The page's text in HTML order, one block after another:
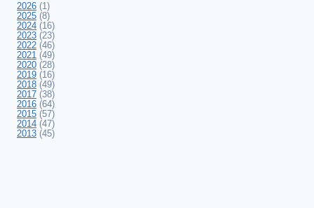
2026 (1)
2025 (8)
2024 (16)
2023 (23)
2022 (46)
2021 (49)
2020 (28)
2019 (16)
2018 (49)
2017 (38)
2016 (64)
2015 (57)
2014 (47)
2013 (45)